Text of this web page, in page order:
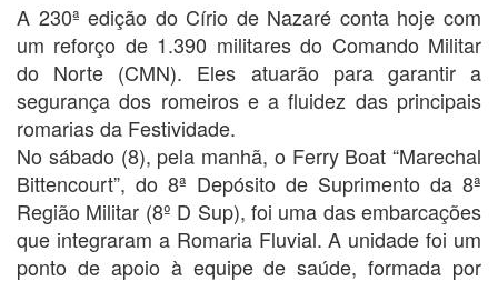
A 230ª edição do Círio de Nazaré conta hoje com
um reforço de 1.390 militares do Comando Militar
do Norte (CMN). Eles atuarão para garantir a
segurança dos romeiros e a fluidez das principais
romarias da Festividade.
No sábado (8), pela manhã, o Ferry Boat “Marechal
Bittencourt”, do 8ª Depósito de Suprimento da 8ª
Região Militar (8º D Sup), foi uma das embarcações
que integraram a Romaria Fluvial. A unidade foi um
ponto de apoio à equipe de saúde, formada por